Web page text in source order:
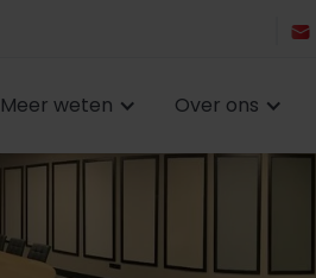
Meer weten Over ons